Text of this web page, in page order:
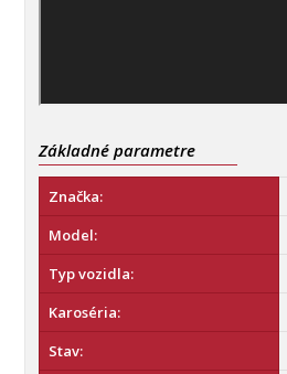
Základné parametre
Značka:
Model:
Typ vozidla:
Karoséria:
Stav: